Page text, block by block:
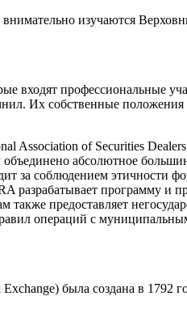
изучаются
входят профессиональные
Их собственные
of Securities
абсолютное
за соблюдением этичности
разрабатывает программу и
предоставляет
операций с
была создана в 1792